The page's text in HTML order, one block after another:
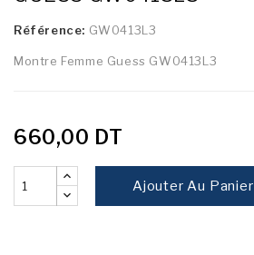
Référence: GW0413L3
Montre Femme Guess GW0413L3
660,00 DT
Ajouter Au Panier